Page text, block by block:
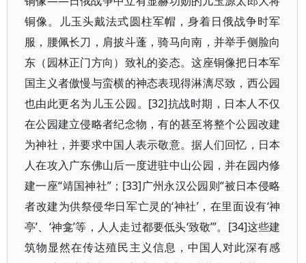
铜像。儿玉头戴法式圆柱军帽，身着日俄战争时军
服，腰佩长刀，肩披斗蓬，骑马向南，并举手侧脸向
东（园林正门方向）致礼的姿态。这座铜像把日本军
国主义者傲慢与蛮横的神态表现得淋漓尽致，西公园
也由此更名为儿玉公园。[32]抗战时期，日本人不仅
在公园建立侵略者纪念物，有的甚至将整个公园改建
为神社，并要求中国人表示敬意。据人们回忆，日本
人在攻入广东佛山后一度进驻中山公园，并在园内修
建一座“靖国神社”；[33]广州永汉公园则“被日本侵略
者改建为供祭侵华日军亡灵的‘神社’，在里面设有‘神
亭’、‘神龛’等，人人走过都要低头‘致敬’”。[34]这些建
筑物显然在传达殖民主义信息，中国人对此深有感